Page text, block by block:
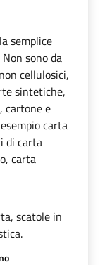
semplice
sono da
cellulosici,
sintetiche,
cartone e
carta
di carta
carta
scatole in